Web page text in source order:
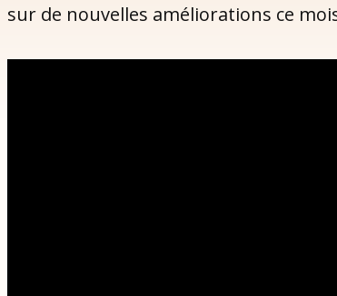
sur de nouvelles améliorations ce